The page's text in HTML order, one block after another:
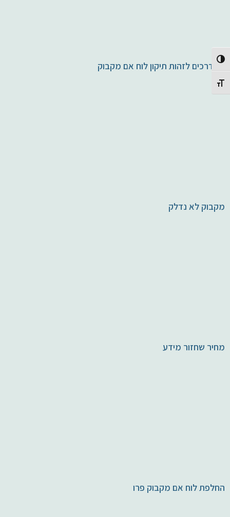
Toggle High Contrast
Toggle Font size
11 דרכים לזהות תיקון לוח אם מקבוק
מקבוק לא נדלק
מחיר שחזור מידע
החלפת לוח אם מקבוק פרו